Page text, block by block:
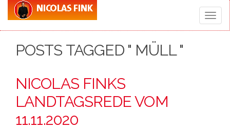
Toggle
POSTS TAGGED " MÜLL "
NICOLAS FINKS
LANDTAGSREDE VOM
11.11.2020